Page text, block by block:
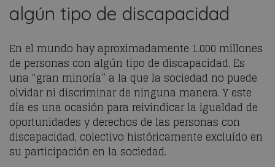
algún tipo de discapacidad
En el mundo hay aproximadamente 1.000 millones
de personas con algún tipo de discapacidad. Es
una “gran minoría” a la que la sociedad no puede
olvidar ni discriminar de ninguna manera. Y este
día es una ocasión para reivindicar la igualdad de
oportunidades y derechos de las personas con
discapacidad, colectivo históricamente excluído en
su participación en la sociedad.